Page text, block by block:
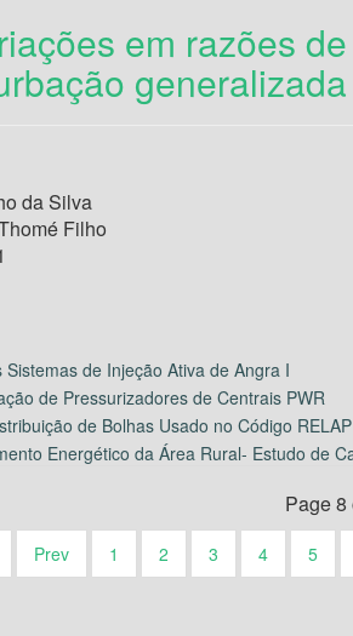
em razões
generalizada
da Silva
Filho
de Injeção Ativa de Angra I
de Pressurizadores de Centrais PWR
de Bolhas Usado no Código
Energético da Área Rural- Estudo de
Page 8
Prev 1 2 3 4 5